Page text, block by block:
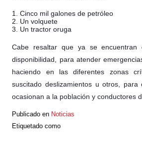
1. Cinco mil galones de petróleo
2. Un volquete
3. Un tractor oruga
Cabe resaltar que ya se encuentran
disponibilidad, para atender
haciendo en las diferentes zonas
suscitado deslizamientos u otros, para
ocasionan a la población y conductores
Publicado en Noticias
Etiquetado como